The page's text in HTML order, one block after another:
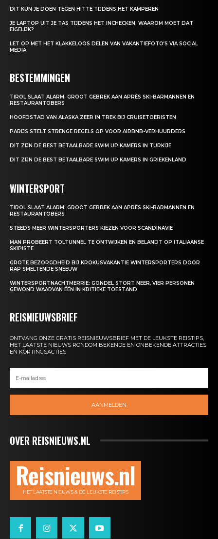
DIT KUN JE DOEN TEGEN HITTE TIJDENS HET KAMPEREN
JE LAPTOP UIT JE TAS TIJDENS HET INCHECKEN: WAAROM MOET DAT
EIGELIJK?
LET OP MET HET KLAKKELOOS DELEN VAN VAKANTIEFOTO’S VIA SOCIAL
MEDIA
BESTEMMINGEN
TIROL SLAAT ALARM: GROOT GEBREK AAN APRÈS SKI-BARMANNEN EN
RESTAURANTOBERS
HOOFDSTAD VAN ALASKA ZEER IN TREK BIJ CRUISETOERISTEN
PARIJS STELT STRENGE REGELS OP VOOR AIRBNB-VERHUURDERS
DIT ZIJN DE BEST BETAALBARE SWIM UP KAMERS IN TURKIJE
DIT ZIJN DE BEST BETAALBARE SWIM UP KAMERS IN GRIEKENLAND
WINTERSPORT
TIROL SLAAT ALARM: GROOT GEBREK AAN APRÈS SKI-BARMANNEN EN
RESTAURANTOBERS
STEEDS MEER WINTERSPORTERS KIEZEN VOOR SCANDINAVIË
MAN PROBEERT TOLTUNNEL TE ONTWIJKEN EN BELANDT OP ITALIAANSE
SKIPISTE
GROTE BEZORGDHEID BIJ KROKUSVAKANTIE WINTERSPORTERS DOOR
RAP SMELTENDE SNEEUW
WINTERSPORTNACHTMERRIE: GONDEL STORT NEER, VIER PERSONEN
GEWOND WAARVAN ÉÉN IN KRITIEKE TOESTAND
REISNIEUWSBRIEF
ONTVANG ONZE GRATIS REISNIEUWSBRIEF MET DE LEUKSTE REISTIPS,
HET LAATSTE NIEUWS RONDOM BEKENDE EN ONBEKENDE ATTRACTIES
EN KORTINGSACTIES
AANMELDEN
OVER REISNIEUWS.NL
Reisnieuws.nl
HET LAATSTE NIEUWS & DE LEUKSTE REISTIPS